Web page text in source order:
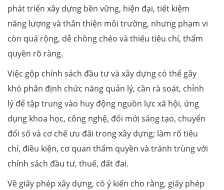
phát triển xây dựng bền vững, hiện đại, tiết kiệm
năng lượng và thân thiện môi trường, nhưng phạm vi
còn quá rộng, dễ chồng chéo và thiếu tiêu chí, thẩm
quyền rõ ràng.
Việc gộp chính sách đầu tư và xây dựng có thể gây
khó phân định chức năng quản lý, cần rà soát, chỉnh
lý để tập trung vào huy động nguồn lực xã hội, ứng
dụng khoa học, công nghệ, đổi mới sáng tạo, chuyển
đổi số và cơ chế ưu đãi trong xây dựng; làm rõ tiêu
chí, điều kiện, cơ quan thẩm quyền và tránh trùng với
chính sách đầu tư, thuế, đất đai.
Về giấy phép xây dựng, có ý kiến cho rằng, giấy phép